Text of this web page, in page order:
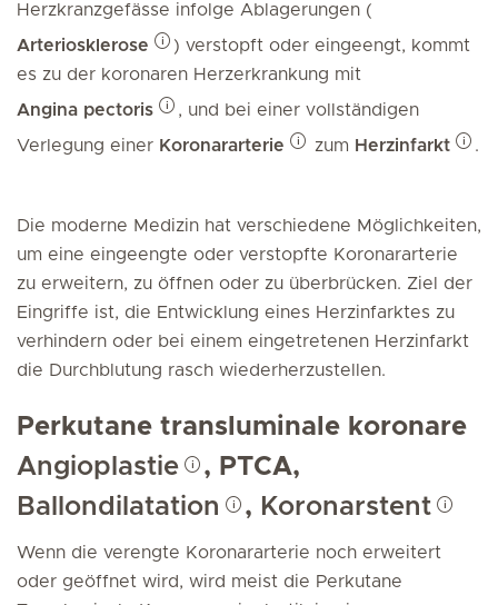
Herzkranzgefässe infolge Ablagerungen (
Arteriosklerose
) verstopft oder eingeengt, kommt
es zu der koronaren Herzerkrankung mit
Angina pectoris
, und bei einer vollständigen
Verlegung einer Koronararterie zum Herzinfarkt .
Die moderne Medizin hat verschiedene Möglichkeiten,
um eine eingeengte oder verstopfte Koronararterie
zu erweitern, zu öffnen oder zu überbrücken. Ziel der
Eingriffe ist, die Entwicklung eines Herzinfarktes zu
verhindern oder bei einem eingetretenen Herzinfarkt
die Durchblutung rasch wiederherzustellen.
Perkutane transluminale koronare
Angioplastie
, PTCA,
Ballondilatation
, Koronarstent
Wenn die verengte Koronararterie noch erweitert
oder geöffnet wird, wird meist die Perkutane